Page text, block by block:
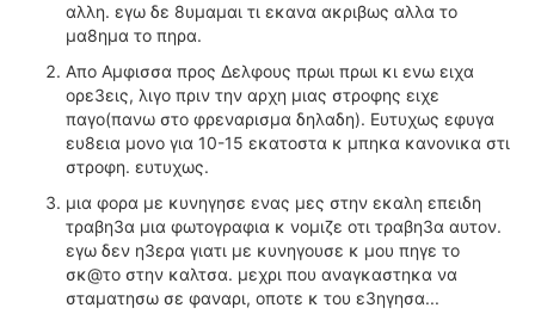
αλλη. εγω δε 8υμαμαι τι εκανα ακριβως αλλα το
μα8ημα το πηρα.
Απο Αμφισσα προς Δελφους πρωι πρωι κι ενω ειχα
ορε3εις, λιγο πριν την αρχη μιας στροφης ειχε
παγο(πανω στο φρεναρισμα δηλαδη). Ευτυχως εφυγα
ευ8εια μονο για 10-15 εκατοστα κ μπηκα κανονικα στι
στροφη. ευτυχως.
μια φορα με κυνηγησε ενας μες στην εκαλη επειδη
τραβη3α μια φωτογραφια κ νομιζε οτι τραβη3α αυτον.
εγω δεν η3ερα γιατι με κυνηγουσε κ μου πηγε το
σκ@το στην καλτσα. μεχρι που αναγκαστηκα να
σταματησω σε φαναρι, οποτε κ του ε3ηγησα...